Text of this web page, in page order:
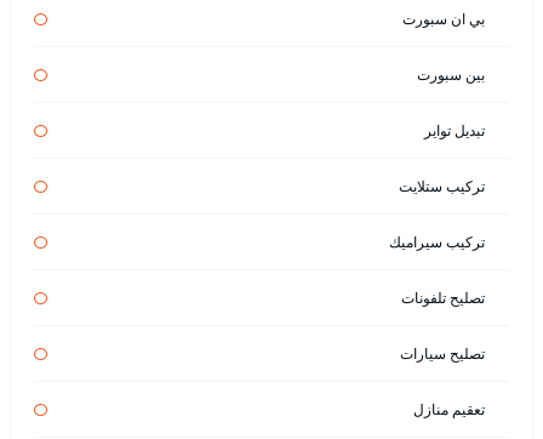
بي ان سبورت
بين سبورت
تبديل تواير
تركيب ستلايت
تركيب سيراميك
تصليح تلفونات
تصليح سيارات
تعقيم منازل